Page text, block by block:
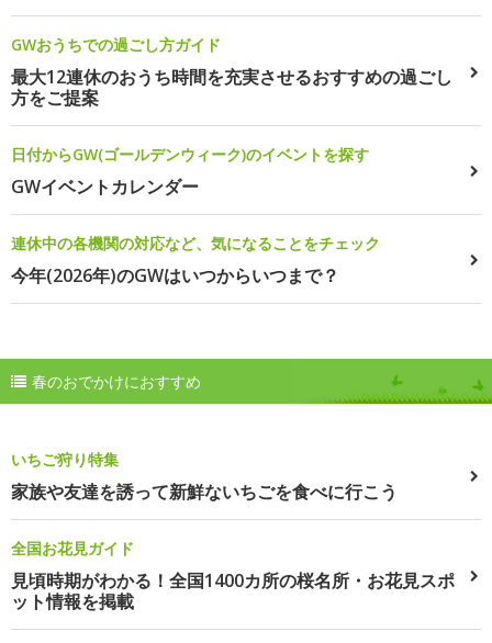
GWおうちでの過ごし方ガイド
最大12連休のおうち時間を充実させるおすすめの過ごし
方をご提案
日付からGW(ゴールデンウィーク)のイベントを探す
GWイベントカレンダー
連休中の各機関の対応など、気になることをチェック
今年(2026年)のGWはいつからいつまで？
春のおでかけにおすすめ
いちご狩り特集
家族や友達を誘って新鮮ないちごを食べに行こう
全国お花見ガイド
見頃時期がわかる！全国1400カ所の桜名所・お花見スポ
ット情報を掲載